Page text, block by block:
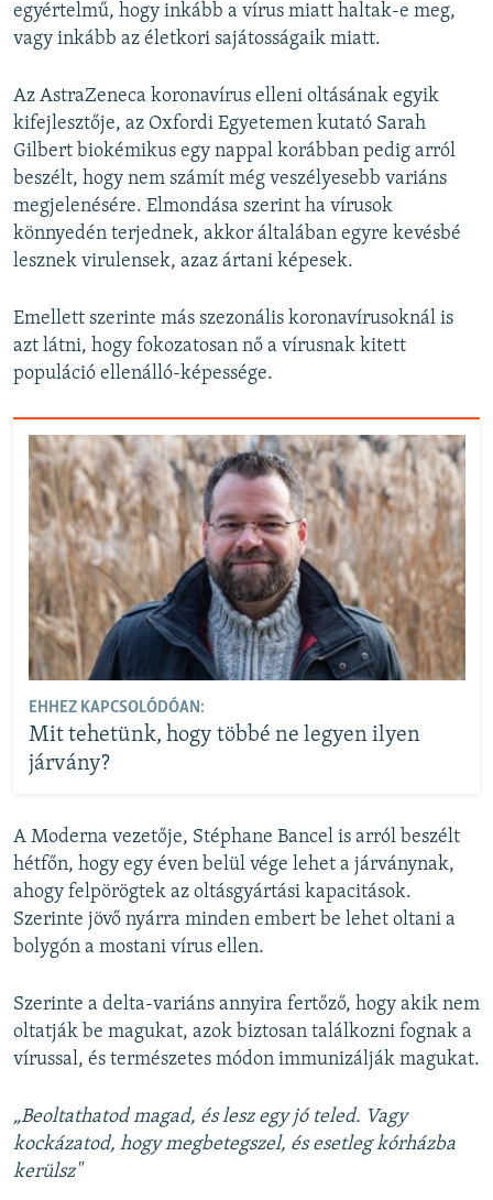
egyértelmű, hogy inkább a vírus miatt haltak-e meg,
vagy inkább az életkori sajátosságaik miatt.
Az AstraZeneca koronavírus elleni oltásának egyik
kifejlesztője, az Oxfordi Egyetemen kutató Sarah
Gilbert biokémikus egy nappal korábban pedig arról
beszélt, hogy nem számít még veszélyesebb variáns
megjelenésére. Elmondása szerint ha vírusok
könnyedén terjednek, akkor általában egyre kevésbé
lesznek virulensek, azaz ártani képesek.
Emellett szerinte más szezonális koronavírusoknál is
azt látni, hogy fokozatosan nő a vírusnak kitett
populáció ellenálló-képessége.
EHHEZ KAPCSOLÓDÓAN:
Mit tehetünk, hogy többé ne legyen ilyen
járvány?
A Moderna vezetője, Stéphane Bancel is arról beszélt
hétfőn, hogy egy éven belül vége lehet a járványnak,
ahogy felpörögtek az oltásgyártási kapacitások.
Szerinte jövő nyárra minden embert be lehet oltani a
bolygón a mostani vírus ellen.
Szerinte a delta-variáns annyira fertőző, hogy akik nem
oltatják be magukat, azok biztosan találkozni fognak a
vírussal, és természetes módon immunizálják magukat.
„Beoltathatod magad, és lesz egy jó teled. Vagy
kockázatod, hogy megbetegszel, és esetleg kórházba
kerülsz"